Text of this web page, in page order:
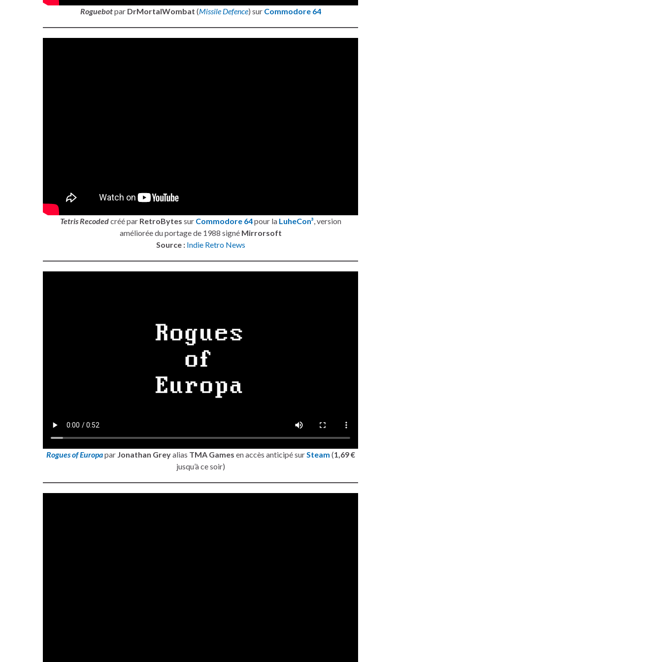
Roguebotpar DrMortalWombat (Missile Defence) sur Commodore 64
Tetris Recodedcréé par RetroBytes sur Commodore 64pour la LuheCon³, version
améliorée du portage de 1988 signé Mirrorsoft
Source : Indie Retro News
Rogues of Europapar Jonathan Greyalias TMA Games en accès anticipé sur Steam (1,69 €
jusqu’à ce soir)